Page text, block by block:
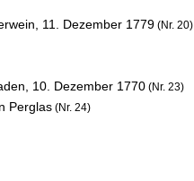
11. Dezember 1779 (Nr. 20)
10. Dezember 1770 (Nr. 23)
Perglas (Nr. 24)